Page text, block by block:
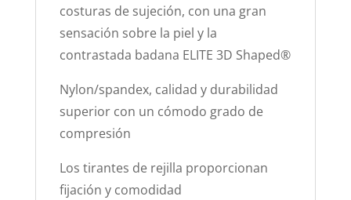
costuras de sujeción, con una gran
sensación sobre la piel y la
contrastada badana ELITE 3D Shaped®
Nylon/spandex, calidad y durabilidad
superior con un cómodo grado de
compresión
Los tirantes de rejilla proporcionan
fijación y comodidad